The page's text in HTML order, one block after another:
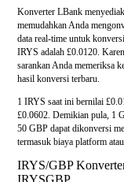
Konverter LBank
memudahkan Anda
data real-time untuk
IRYS adalah £0.0120.
sarankan Anda memeriksa
hasil konversi terbaru.
1 IRYS saat ini bernilai
£0.0602. Demikian pula, 1
50 GBP dapat dikonversi
termasuk biaya platform
IRYS/GBP